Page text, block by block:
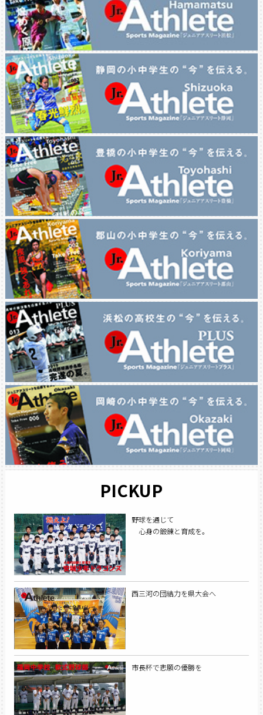
PICKUP
野球を通じて
心身の鍛錬と育成を。
西三河の団結力を県大会へ
市長杯で悲願の優勝を